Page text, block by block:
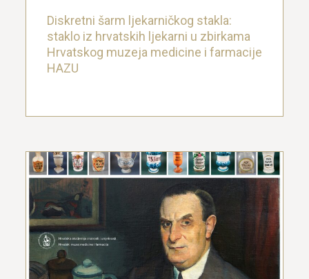
Diskretni šarm ljekarničkog stakla:
staklo iz hrvatskih ljekarni u zbirkama
Hrvatskog muzeja medicine i farmacije
HAZU